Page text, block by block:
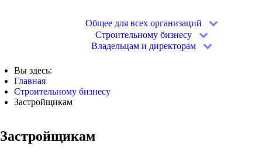
Общее для всех организаций
Строительному бизнесу
Владельцам и директорам
Вы здесь:
Главная
Строительному бизнесу
Застройщикам
Застройщикам